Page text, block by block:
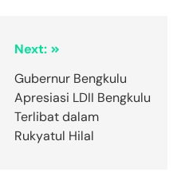
Next:
Gubernur Bengkulu
Apresiasi LDII Bengkulu
Terlibat dalam
Rukyatul Hilal